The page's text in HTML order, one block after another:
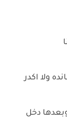
ولا اكدر
دخل